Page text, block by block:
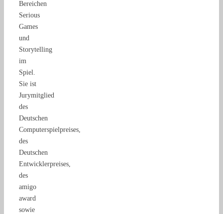
Bereichen
Serious
Games
und
Storytelling
im
Spiel.
Sie ist
Jurymitglied
des
Deutschen
Computerspielpreises,
des
Deutschen
Entwicklerpreises,
des
amigo
award
sowie